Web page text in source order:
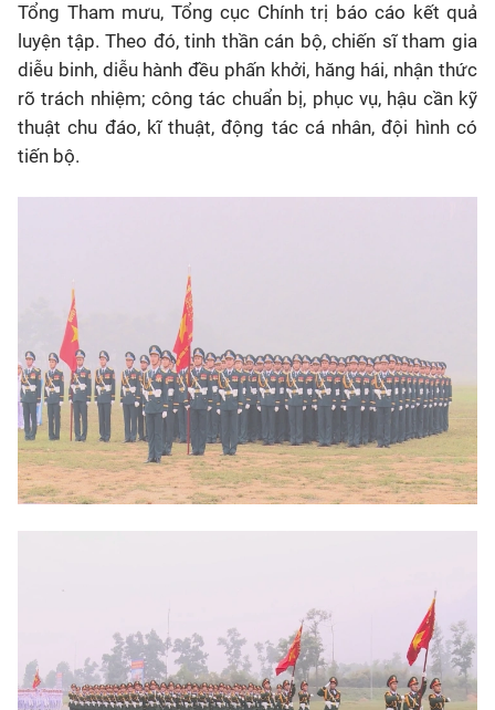
Tổng Tham mưu, Tổng cục Chính trị báo cáo kết quả
luyện tập. Theo đó, tinh thần cán bộ, chiến sĩ tham gia
diễu binh, diễu hành đều phấn khởi, hăng hái, nhận thức
rõ trách nhiệm; công tác chuẩn bị, phục vụ, hậu cần kỹ
thuật chu đáo, kĩ thuật, động tác cá nhân, đội hình có
tiến bộ.